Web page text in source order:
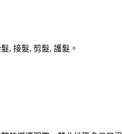
, 接髮, 剪髮, 護髮。